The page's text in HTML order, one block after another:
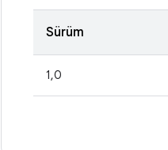
Sürüm
1,0